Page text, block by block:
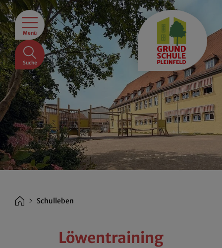
Menü
Suche
Schulleben
Löwentraining